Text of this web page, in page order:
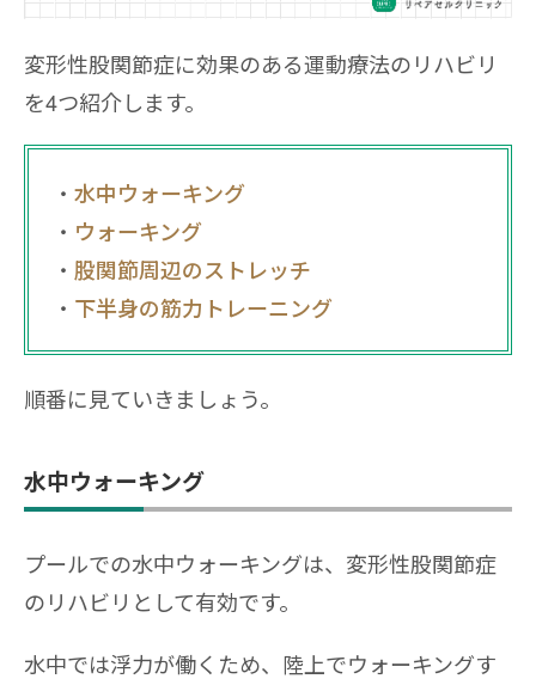
変形性股関節症に効果のある運動療法のリハビリ
を4つ紹介します。
水中ウォーキング
ウォーキング
股関節周辺のストレッチ
下半身の筋力トレーニング
順番に見ていきましょう。
水中ウォーキング
プールでの水中ウォーキングは、変形性股関節症
のリハビリとして有効です。
水中では浮力が働くため、陸上でウォーキングす